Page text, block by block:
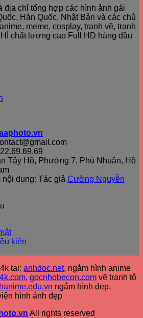
địa chỉ tổng hợp các hình ảnh gái
Hàn Quốc, Nhật Bản và các chủ
meme, cosplay, tranh vẽ, tranh
chất lượng cao Full HD hàng đầu
Tây Hồ, Phường 7, Phú Nhuận, Hồ
dung: Tác giả Cường Nguyễn
kiện
tại: anhdoc.net, ngắm hình anime
, gocnhobecon.com vẽ tranh tô
ngắm hình đẹp,
hình ảnh đẹp
All rights reserved